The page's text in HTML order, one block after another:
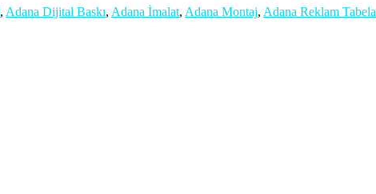
, Adana Dijital Baskı, Adana İmalat, Adana Montaj, Adana Reklam Tabela